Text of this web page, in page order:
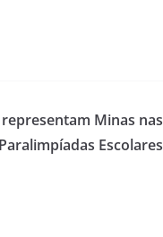
Minas nas
Paralimpíadas Escolares